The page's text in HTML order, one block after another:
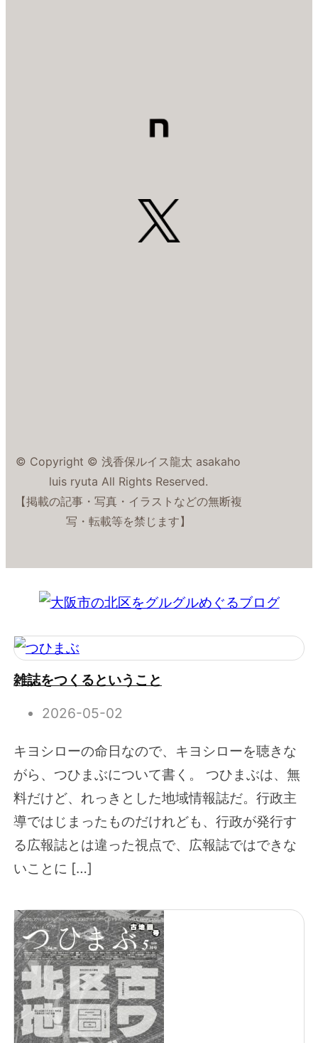
© Copyright © 浅香保ルイス龍太 asakaho
luis ryuta All Rights Reserved.
【掲載の記事・写真・イラストなどの無断複
写・転載等を禁じます】
雑誌をつくるということ
2026-05-02
キヨシローの命日なので、キヨシローを聴きな
がら、つひまぶについて書く。 つひまぶは、無
料だけど、れっきとした地域情報誌だ。行政主
導ではじまったものだけれども、行政が発行す
る広報誌とは違った視点で、広報誌ではできな
いことに […]